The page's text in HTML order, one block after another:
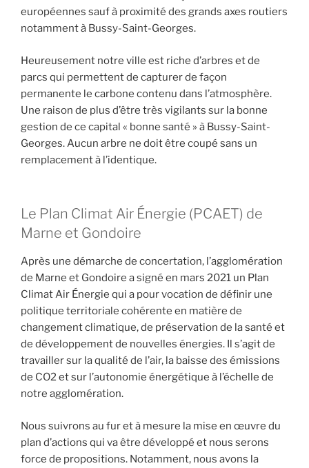
européennes sauf à proximité des grands axes routiers
notamment à Bussy-Saint-Georges.
Heureusement notre ville est riche d’arbres et de
parcs qui permettent de capturer de façon
permanente le carbone contenu dans l’atmosphère.
Une raison de plus d’être très vigilants sur la bonne
gestion de ce capital « bonne santé » à Bussy-Saint-
Georges. Aucun arbre ne doit être coupé sans un
remplacement à l’identique.
Le Plan Climat Air Énergie (PCAET) de
Marne et Gondoire
Après une démarche de concertation, l’agglomération
de Marne et Gondoire a signé en mars 2021 un Plan
Climat Air Énergie qui a pour vocation de définir une
politique territoriale cohérente en matière de
changement climatique, de préservation de la santé et
de développement de nouvelles énergies. Il s’agit de
travailler sur la qualité de l’air, la baisse des émissions
de CO2 et sur l’autonomie énergétique à l’échelle de
notre agglomération.
Nous suivrons au fur et à mesure la mise en œuvre du
plan d’actions qui va être développé et nous serons
force de propositions. Notamment, nous avons la